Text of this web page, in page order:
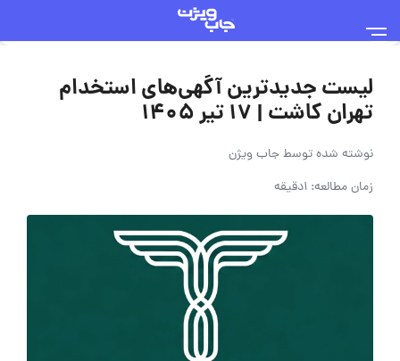
لیست جدیدترین آگهی‌های استخدام
تهران کاشت | ۱۷ تیر ۱۴۰۵
نوشته شده توسطجاب ویژن
زمان مطالعه: 1دقیقه